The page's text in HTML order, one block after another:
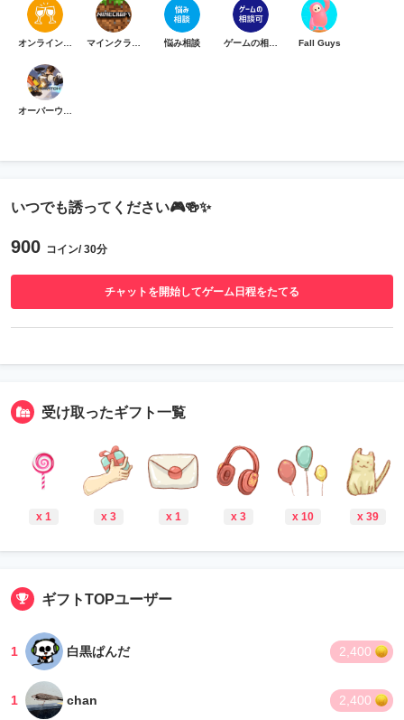
悩み相談 Fall Guys
いつでも誘ってください🎮🍻✨
900 コイン/ 30分
チャットを開始してゲーム日程をたてる
受け取ったギフト一覧
x 1 x 3 x 1 x 3 x 10 x 39
ギフトTOPユーザー
1 白黒ぱんだ 2,400
1 chan 2,400